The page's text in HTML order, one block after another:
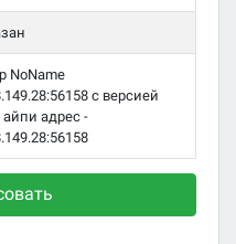
NoName
с версией
айпи адрес -